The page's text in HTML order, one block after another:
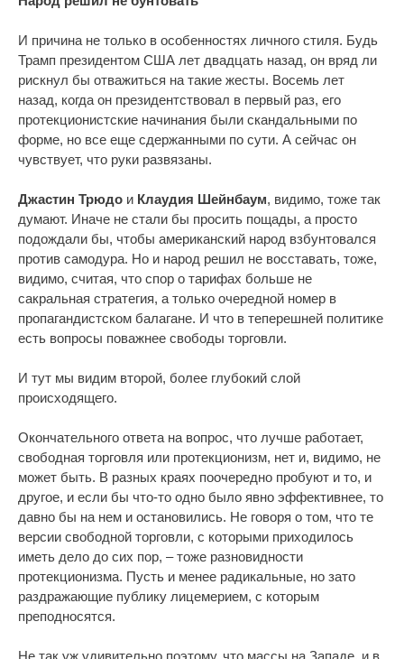
И причина не только в особенностях личного стиля. Будь
Трамп президентом США лет двадцать назад, он вряд ли
рискнул бы отважиться на такие жесты. Восемь лет
назад, когда он президентствовал в первый раз, его
протекционистские начинания были скандальными по
форме, но все еще сдержанными по сути. А сейчас он
чувствует, что руки развязаны.
Джастин Трюдо и Клаудия Шейнбаум, видимо, тоже так
думают. Иначе не стали бы просить пощады, а просто
подождали бы, чтобы американский народ взбунтовался
против самодура. Но и народ решил не восставать, тоже,
видимо, считая, что спор о тарифах больше не
сакральная стратегия, а только очередной номер в
пропагандистском балагане. И что в теперешней политике
есть вопросы поважнее свободы торговли.
И тут мы видим второй, более глубокий слой
происходящего.
Окончательного ответа на вопрос, что лучше работает,
свободная торговля или протекционизм, нет и, видимо, не
может быть. В разных краях поочередно пробуют и то, и
другое, и если бы что-то одно было явно эффективнее, то
давно бы на нем и остановились. Не говоря о том, что те
версии свободной торговли, с которыми приходилось
иметь дело до сих пор, – тоже разновидности
протекционизма. Пусть и менее радикальные, но зато
раздражающие публику лицемерием, с которым
преподносятся.
Не так уж удивительно поэтому, что массы на Западе, и в